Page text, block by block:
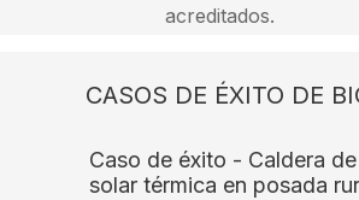
acreditados.
CASOS DE ÉXITO DE
Caso de éxito - Caldera
solar térmica en posada